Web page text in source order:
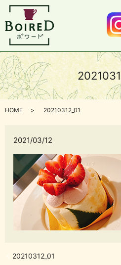
HOME 20210312_01
2021/03/12
20210312_01